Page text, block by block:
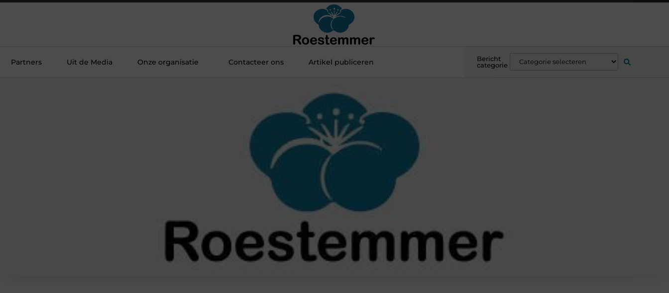
Partners Uit de Media Onze organisatie Contacteer ons Artikel publiceren
Bericht
categorie